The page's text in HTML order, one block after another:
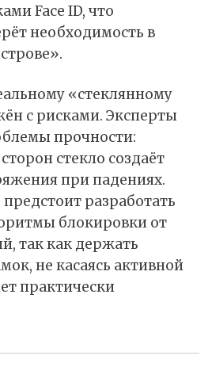
Face ID, что
необходимость в
«стеклянному
с рисками. Эксперты
прочности:
стекло создаёт
при падениях.
разработать
блокировки от
так как держать
не касаясь активной
практически